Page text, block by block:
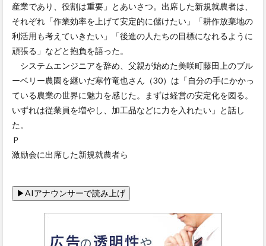
産業であり、役割は重要」とあいさつ。出席した新規就農者は、
それぞれ「作業効率を上げて安定的に儲けたい」「耕作放棄地の
利活用も考えていきたい」「後進の人たちの目標になれるように
頑張る」などと抱負を語った。
システムエンジニアを辞め、父親が始めた美咲町藤田上のブル
ーベリー農園を継いだ寒竹竜也さん（30）は「自分の手にかかっ
ている農業の世界に魅力を感じた。まずは経営の安定化を図る。
いずれは従業員を増やし、加工品などに力を入れたい」と話し
た。
Ｐ
激励会に出席した新規就農者ら